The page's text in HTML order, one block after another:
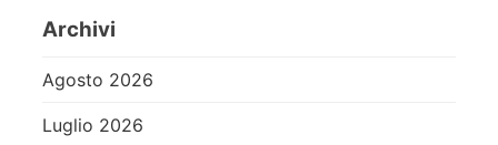
Archivi
Agosto 2026
Luglio 2026